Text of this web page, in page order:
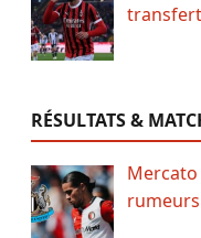
RÉSULTATS &
Mercato